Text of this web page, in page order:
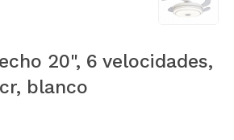
20", 6 velocidades,
blanco